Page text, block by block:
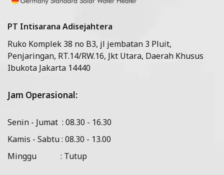
PT Intisarana Adisejahtera
Ruko Komplek 38 no B3, jl jembatan 3 Pluit,
Penjaringan, RT.14/RW.16, Jkt Utara, Daerah Khusus
Ibukota Jakarta 14440
Jam Operasional:
Senin - Jumat : 08.30 - 16.30
Kamis - Sabtu : 08.30 - 13.00
Minggu : Tutup